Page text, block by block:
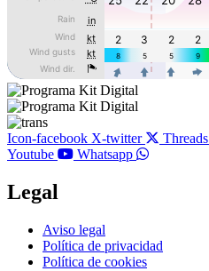
Icon-facebook X-twitter Threads
Youtube
Whatsapp
Legal
Main
Menu
Aviso legal
Política de privacidad
Política de cookies